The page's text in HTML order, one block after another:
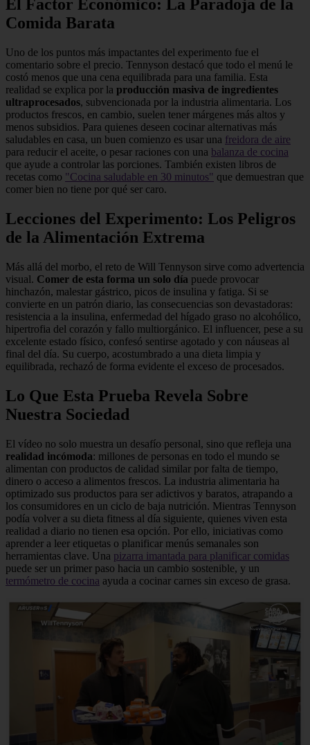
El Factor Económico: La Paradoja de la
Comida Barata
Uno de los puntos más impactantes del experimento fue el
comentario sobre el precio. Tennyson destacó que todo el menú le
costó menos que una cena equilibrada para una familia. Esta
realidad se explica por la producción masiva de ingredientes
ultraprocesados, subvencionada por la industria alimentaria. Los
productos frescos, en cambio, suelen tener márgenes más altos y
menos subsidios. Para quienes deseen cocinar alternativas más
saludables en casa, un buen comienzo es usar una freidora de aire
para reducir el aceite, o pesar raciones con una balanza de cocina
que ayude a controlar las porciones. También existen libros de
recetas como "Cocina saludable en 30 minutos" que demuestran que
comer bien no tiene por qué ser caro.
Lecciones del Experimento: Los Peligros
de la Alimentación Extrema
Más allá del morbo, el reto de Will Tennyson sirve como advertencia
visual. Comer de esta forma un solo día puede provocar
hinchazón, malestar gástrico, picos de insulina y fatiga. Si se
convierte en un patrón diario, las consecuencias son devastadoras:
resistencia a la insulina, enfermedad del hígado graso no alcohólico,
hipertrofia del corazón y fallo multiorgánico. El influencer, pese a su
excelente estado físico, confesó sentirse agotado y con náuseas al
final del día. Su cuerpo, acostumbrado a una dieta limpia y
equilibrada, rechazó de forma evidente el exceso de procesados.
Lo Que Esta Prueba Revela Sobre
Nuestra Sociedad
El vídeo no solo muestra un desafío personal, sino que refleja una
realidad incómoda: millones de personas en todo el mundo se
alimentan con productos de calidad similar por falta de tiempo,
dinero o acceso a alimentos frescos. La industria alimentaria ha
optimizado sus productos para ser adictivos y baratos, atrapando a
los consumidores en un ciclo de baja nutrición. Mientras Tennyson
podía volver a su dieta fitness al día siguiente, quienes viven esta
realidad a diario no tienen esa opción. Por ello, iniciativas como
aprender a leer etiquetas o planificar menús semanales son
herramientas clave. Una pizarra imantada para planificar comidas
puede ser un primer paso hacia un cambio sostenible, y un
termómetro de cocina ayuda a cocinar carnes sin exceso de grasa.